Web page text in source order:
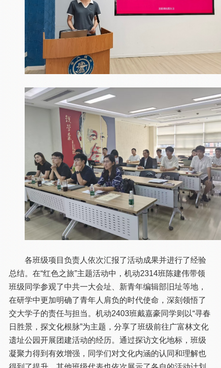
各班级项目负责人依次汇报了活动成果并进行了经验
总结。在“红色之旅”主题活动中，机动2314班陈建伟带领
班级同学参观了中共一大会址、新青年编辑部旧址等地，
在研学中更加明确了青年人肩负的时代使命，深刻领悟了
交大学子的责任与担当。机动2403班戴嘉豪同学则以“寻春
日胜景，探文化根脉”为主题，分享了班级前往广富林文化
遗址公园开展团建活动的经历。通过探访文化地标，班级
凝聚力得到有效增强，同学们对文化内涵的认同和理解也